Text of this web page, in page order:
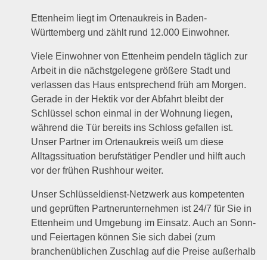
Ettenheim liegt im Ortenaukreis in Baden-
Württemberg und zählt rund 12.000 Einwohner.
Viele Einwohner von Ettenheim pendeln täglich zur
Arbeit in die nächstgelegene größere Stadt und
verlassen das Haus entsprechend früh am Morgen.
Gerade in der Hektik vor der Abfahrt bleibt der
Schlüssel schon einmal in der Wohnung liegen,
während die Tür bereits ins Schloss gefallen ist.
Unser Partner im Ortenaukreis weiß um diese
Alltagssituation berufstätiger Pendler und hilft auch
vor der frühen Rushhour weiter.
Unser Schlüsseldienst-Netzwerk aus kompetenten
und geprüften Partnerunternehmen ist 24/7 für Sie in
Ettenheim und Umgebung im Einsatz. Auch an Sonn-
und Feiertagen können Sie sich dabei (zum
branchenüblichen Zuschlag auf die Preise außerhalb